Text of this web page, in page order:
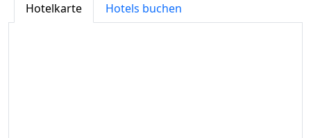
Hotelkarte Hotels buchen